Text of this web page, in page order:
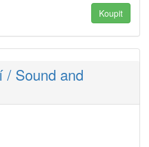
/ Sound and